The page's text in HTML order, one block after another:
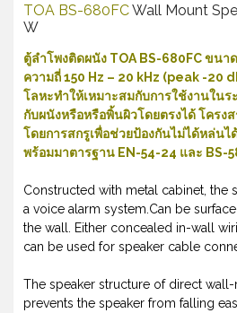
TOA BS-680FCWall Mount
W
ตู้ลำโพงติดผนัง TOA BS-680FC ขนา
ความถี่ 150 Hz – 20 kHz (peak -20
โลหะทำให้เหมาะสมกับการใช้งานใน
กับผนังหรือหรือพิ้นผิวโดยตรงได้ โครง
โดยการสกรูเพื่อช่วยป้องกันไม่ได้หล่นไ
พร้อมมาตารฐาน EN-54-24 และ BS-
Constructed with metal cabinet, the
a voice alarm system.Can be
the wall. Either concealed in-wall
can be used for speaker cable
The speaker structure of direct
prevents the speaker from falling